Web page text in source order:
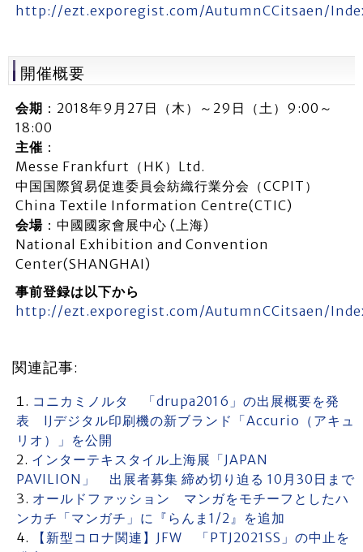
http://ezt.exporegist.com/AutumnCCitsaen/
開催概要
会期 ：2018年9月27日（木）～29日（土）9:00～
18:00
主催 ：
Messe Frankfurt（HK）Ltd.
中国国際貿易促進委員会紡織行業分会（CCPIT）
China Textile Information Centre(CTIC)
会場：中國國家會展中心 (上海)
National Exhibition and Convention
Center(SHANGHAI)
事前登録は以下から
http://ezt.exporegist.com/AutumnCCitsaen/
関連記事:
コニカミノルタ 「drupa2016」の出展概要を発
表 IJデジタル印刷機の新ブランド「Accurio（アキュ
リオ）」を公開
インターテキスタイル上海展「JAPAN
PAVILION」 出展者募集 締め切り迫る 10月30日まで
オールドファッション マンガをモチーフとしたハ
ンカチ「マンガチ」に『らんま1/2』を追加
【新型コロナ関連】JFW 「PTJ2021SS」の中止を